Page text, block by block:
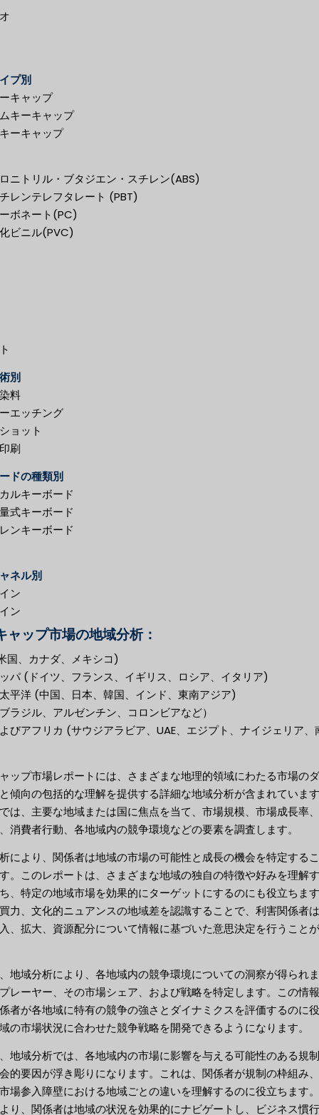
プ別
キャップ
キーキャップ
ーキャップ
ニトリル・ブタジエン・スチレン(ABS)
レンテレフタレート (PBT)
ボネート(PC)
ビニル(PVC)
別
料
エッチング
ョット
刷
ドの種類別
ルキーボード
式キーボード
ンキーボード
ネル別
ン
ン
ャップ市場の地域分析：
国、カナダ、メキシコ)
パ (ドイツ、フランス、イギリス、ロシア、イタリア)
平洋 (中国、日本、韓国、インド、東南アジア)
ラジル、アルゼンチン、コロンビアなど）
びアフリカ (サウジアラビア、UAE、エジプト、ナイジェリア、
ップ市場レポートには、さまざまな地理的領域にわたる市場の
傾向の包括的な理解を提供する詳細な地域分析が含まれていま
は、主要な地域または国に焦点を当て、市場規模、市場成長率
消費者行動、各地域内の競争環境などの要素を調査します。
により、関係者は地域の市場の可能性と成長の機会を特定する
。このレポートは、さまざまな地域の独自の特徴や好みを理解
、特定の地域市場を効果的にターゲットにするのにも役立ちま
力、文化的ニュアンスの地域差を認識することで、利害関係者
、拡大、資源配分について情報に基づいた意思決定を行うこと
地域分析により、各地域内の競争環境についての洞察が得られ
レーヤー、その市場シェア、および戦略を特定します。この情
者が各地域に特有の競争の強さとダイナミクスを評価するのに
の市場状況に合わせた競争戦略を開発できるようになります。
地域分析では、各地域内の市場に影響を与える可能性のある規
的要因が浮き彫りになります。これは、関係者が規制の枠組み
場参入障壁における地域ごとの違いを理解するのに役立ちます
り、関係者は地域の状況を効果的にナビゲートし、ビジネス慣